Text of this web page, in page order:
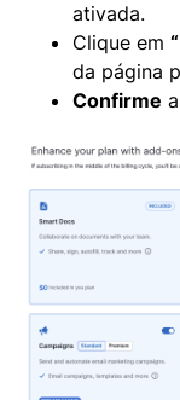
ativada.
Clique em
da página
Confirme